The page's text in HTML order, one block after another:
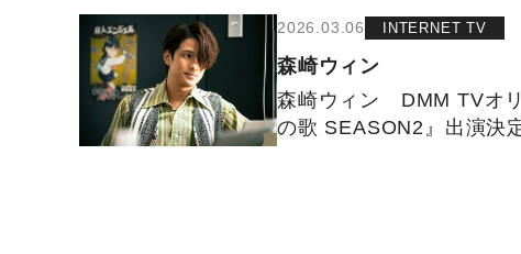
2026.03.06 INTERNET TV
森崎ウィン
森崎ウィン DMM TVオ
の歌 SEASON2』出演決